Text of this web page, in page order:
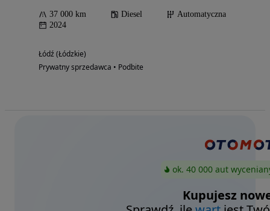
37 000 km Diesel
Automatyczna
2024
Łódź (Łódzkie)
Prywatny sprzedawca • Podbite
ok. 40 000 aut
Kupujesz